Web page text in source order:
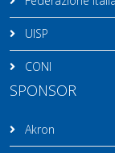
UISP
CONI
SPONSOR
Akron